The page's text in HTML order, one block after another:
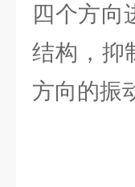
四个方向
结构，抑
方向的振